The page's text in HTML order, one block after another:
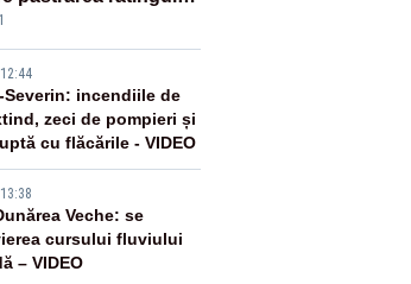
pentru
Severin: incendiile de
zeci de pompieri și
cu flăcările - VIDEO
Veche: se
cursului fluviului
– VIDEO